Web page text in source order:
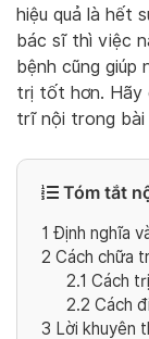
hiệu quả là hết
bác sĩ thì việc
bệnh cũng giúp
trị tốt hơn. Hãy
trĩ nội trong bài
Tóm tắt
1 Định nghĩa
2 Cách chữa
2.1 Cách
2.2 Cách
3 Lời khuyên